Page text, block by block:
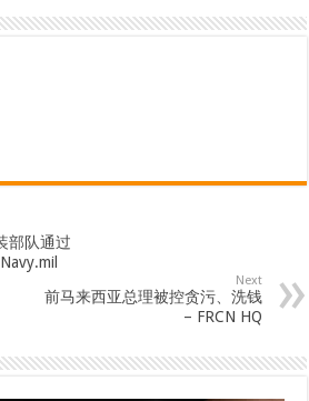
部队通过
Next
前马来西亚总理被控贪污、洗钱
– FRCN HQ